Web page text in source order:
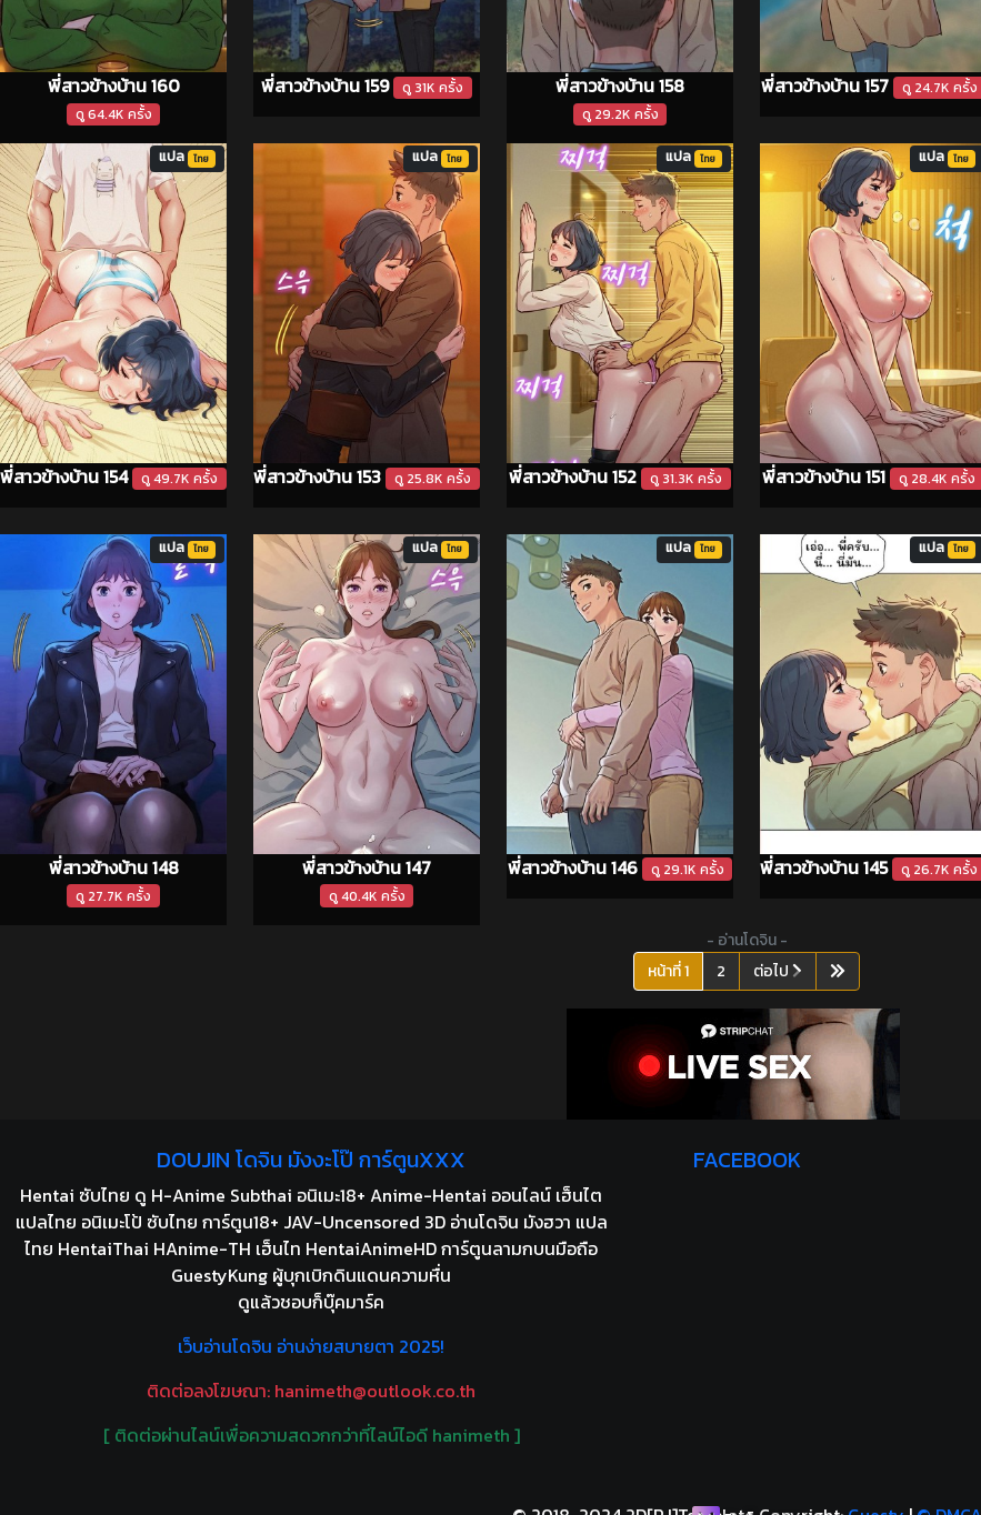
พี่สาวข้างบ้าน 160
ดู 64.4K ครั้ง
พี่สาวข้างบ้าน 159 ดู 31K ครั้ง พี่สาวข้างบ้าน 158
ดู 29.2K ครั้ง
พี่สาวข้างบ้าน 157 ดู 24.7K ครั้ง
พี่สาวข้างบ้าน 154 ดู 49.7K ครั้ง
แปล ไทย
พี่สาวข้างบ้าน 153 ดู 25.8K ครั้ง
แปล ไทย
พี่สาวข้างบ้าน 152 ดู 31.3K ครั้ง
แปล ไทย
พี่สาวข้างบ้าน 151 ดู 28.4K ครั้ง
แปล ไทย
พี่สาวข้างบ้าน 148
ดู 27.7K ครั้ง
แปล ไทย
พี่สาวข้างบ้าน 147
ดู 40.4K ครั้ง
แปล ไทย
พี่สาวข้างบ้าน 146 ดู 29.1K ครั้ง
แปล ไทย
พี่สาวข้างบ้าน 145 ดู 26.7K ครั้ง
แปล ไทย
- อ่านโดจิน -
หน้าที่ 1(current)
2 ต่อไป
DOUJIN โดจิน มังงะโป๊ การ์ตูนXXX
Hentai ซับไทย ดู H-Anime Subthai อนิเมะ18+ Anime-Hentai ออนไลน์ เฮ็นไต
แปลไทย อนิเมะโป้ ซับไทย การ์ตูน18+ JAV-Uncensored 3D อ่านโดจิน มังฮวา แปล
ไทย HentaiThai HAnime-TH เฮ็นไท HentaiAnimeHD การ์ตูนลามกบนมือถือ
GuestyKung ผู้บุกเบิกดินแดนความหื่น
ดูแล้วชอบก็บุ๊คมาร์ค
เว็บอ่านโดจิน อ่านง่ายสบายตา 2025!
ติดต่อลงโฆษณา: hanimeth@outlook.co.th
[ ติดต่อผ่านไลน์เพื่อความสดวกกว่าที่ไลน์ไอดี hanimeth ]
FACEBOOK